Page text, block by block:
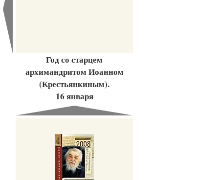
Год со старцем
архимандритом Иоанном
(Крестьянкиным).
16 января